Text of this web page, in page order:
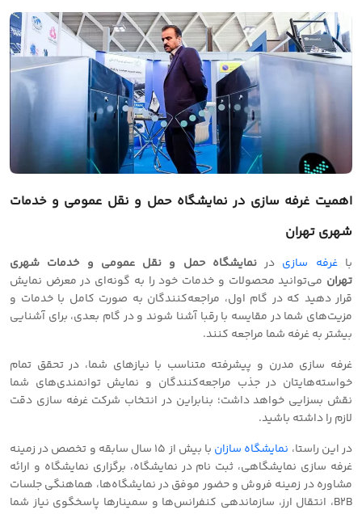
اهمیت غرفه سازی در نمایشگاه حمل و نقل عمومی و خدمات
شهری تهران
باغرفه سازی درنمایشگاه حمل و نقل عمومی و خدمات شهری
تهران می‌توانید محصولات و خدمات خود را به گونه‌ای در معرض نمایش
قرار دهید که در گام اول، مراجعه‌کنندگان به صورت کامل با خدمات و
مزیت‌های شما در مقایسه با رقبا آشنا شوند و در گام بعدی، برای آشنایی
بیشتر به غرفه شما مراجعه کنند.
غرفه سازی مدرن و پیشرفته متناسب با نیازهای شما، در تحقق تمام
خواسته‌هایتان در جذب مراجعه‌کنندگان و نمایش توانمندی‌های شما
نقش بسزایی خواهد داشت؛ بنابراین در انتخاب شرکت غرفه سازی دقت
لازم را داشته باشید.
در این راستا، نمایشگاه سازان
با بیش از 15 سال سابقه و تخصص در زمینه
غرفه سازی نمایشگاهی، ثبت نام در نمایشگاه، برگزاری نمایشگاه و ارائه
مشاوره در زمینه فروش و حضور موفق در نمایشگاه‌ها، هماهنگی جلسات
B2B، انتقال ارز، سازماندهی کنفرانس‌ها و سمینارها پاسخگوی نیاز شما